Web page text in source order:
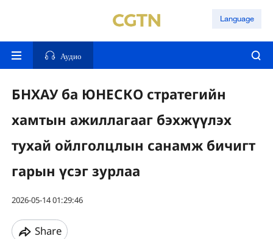
Language
Аудио
БНХАУ ба ЮНЕСКО стратегийн
хамтын ажиллагааг бэхжүүлэх
тухай ойлголцлын санамж бичигт
гарын үсэг зурлаа
2026-05-14 01:29:46
Share